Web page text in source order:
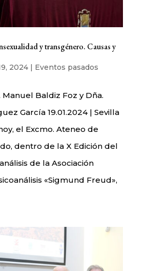
y transgénero. Causas y
2024| Eventos pasados
Baldiz Foz y Dña.
García 19.01.2024 | Sevilla
el Excmo. Ateneo de
dentro de la X Edición del
de la Asociación
«Sigmund Freud»,